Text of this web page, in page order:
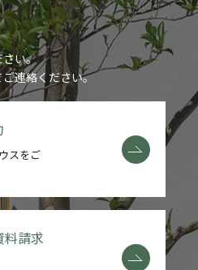
さい。
連絡ください。
スをご
料請求